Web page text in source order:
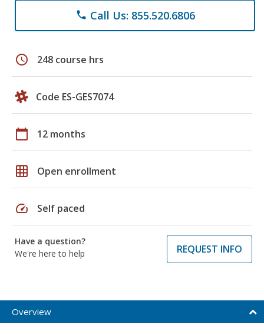
phone Call Us: 855.520.6806
schedule 248 course hrs
Code ES-GES7074
calendar_today 12 months
grid_on Open enrollment
speed Self paced
Have a question?
We're here to help
REQUEST INFO
Overview